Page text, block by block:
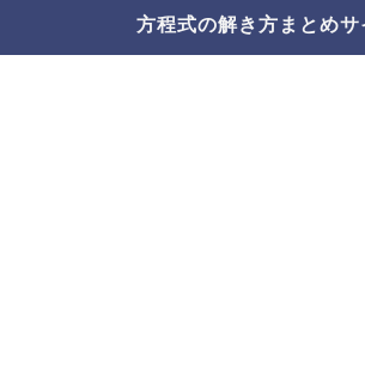
方程式の解き方まとめサ